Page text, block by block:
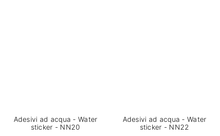
Adesivi ad acqua - Water
sticker - NN20
Adesivi ad acqua - Water
sticker - NN22